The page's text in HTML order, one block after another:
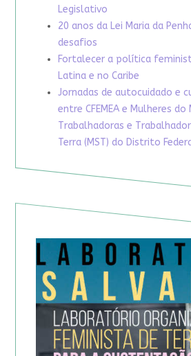
Legislativo
20 anos da Lei Maria da
desafios
Fortalecer a política
Latina e no Caribe
Jornadas de autocuidado e
entre CFEMEA e Mulheres
Trabalhadoras e
Terra (MST) do Distrito